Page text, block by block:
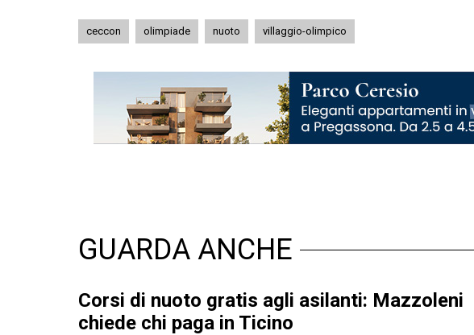
ceccon olimpiade nuoto villaggio-olimpico
GUARDA ANCHE
Corsi di nuoto gratis agli asilanti: Mazzoleni
chiede chi paga in Ticino